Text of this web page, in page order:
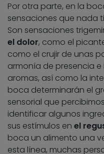
Por otra parte, en la
sensaciones que nada
Son sensaciones
el dolor, como el
como el crujir de unas
armonía de presencia
aromas, así como la
boca determinarán el
sensorial que
identificar algunos
sus estímulos en el
boca un alimento una
esta línea, muchas